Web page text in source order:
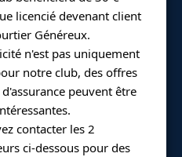
licencié devenant client
Généreux.
n'est pas uniquement
notre club, des offres
peuvent être
contacter les 2
ci-dessous pour des